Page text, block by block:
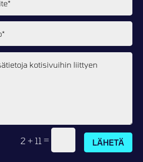
2 + 11 = LÄHETÄ